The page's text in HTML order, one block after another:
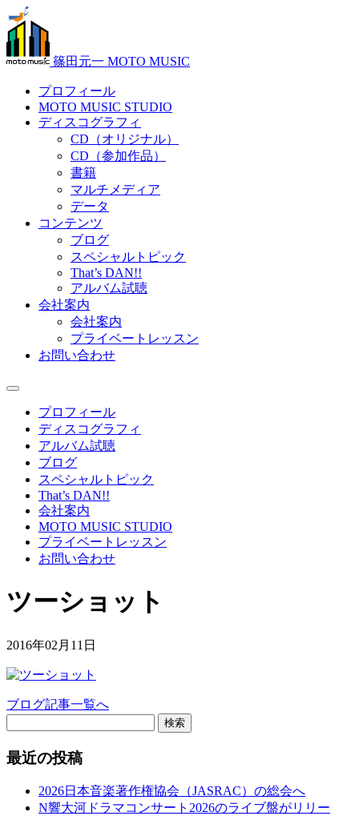
篠田元一 MOTO MUSIC
プロフィール
MOTO MUSIC STUDIO
ディスコグラフィ
CD（オリジナル）
CD（参加作品）
書籍
マルチメディア
データ
コンテンツ
ブログ
スペシャルトピック
That’s DAN!!
アルバム試聴
会社案内
会社案内
プライベートレッスン
お問い合わせ
プロフィール
ディスコグラフィ
アルバム試聴
ブログ
スペシャルトピック
That’s DAN!!
会社案内
MOTO MUSIC STUDIO
プライベートレッスン
お問い合わせ
ツーショット
2016年02月11日
ブログ記事一覧へ
検索
最近の投稿
2026日本音楽著作権協会（JASRAC）の総会へ
N響大河ドラマコンサート2026のライブ盤がリリー